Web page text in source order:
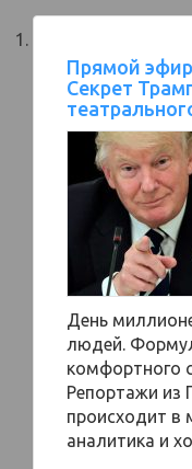
Прямой
Секрет
День
людей.
комфортного
Репортажи из
происходит в
аналитика и